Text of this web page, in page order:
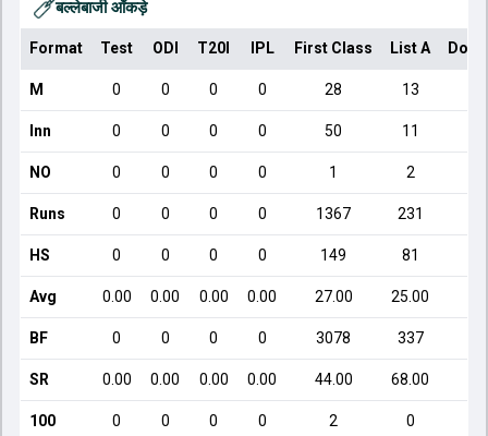
बल्लेबाजी आँकड़े
Format Test ODI T20I IPL First Class List A
M 0 0 0 0 28 13
Inn 0 0 0 0 50 11
NO 0 0 0 0 1 2
Runs 0 0 0 0 1367 231
HS 0 0 0 0 149 81
Avg 0.00 0.00 0.00 0.00 27.00 25.00
BF 0 0 0 0 3078 337
SR 0.00 0.00 0.00 0.00 44.00 68.00
100 0 0 0 0 2 0